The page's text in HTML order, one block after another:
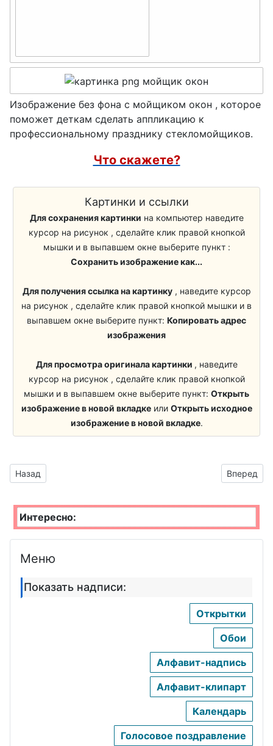
Домовой
Огородное пугало
Стекломойщики
Кузнец
Сапожники
Медики, Врачи
Уборщик, Клинер
Трудоголик
Художник
Бойцы ВДВ
Морпех
Изображение без фона с мойщиком окон , которое
поможет деткам сделать аппликацию к
профессиональному празднику стекломойщиков.
Что скажете?
Картинки и ссылки
Для сохранения картинки на компьютер наведите
курсор на рисунок , сделайте клик правой кнопкой
мышки и в выпавшем окне выберите пункт :
Сохранить изображение как...
Для получения ссылка на картинку, наведите курсор
на рисунок , сделайте клик правой кнопкой мышки и в
выпавшем окне выберите пункт: Копировать адрес
изображения
Для просмотра оригинала картинки , наведите
курсор на рисунок , сделайте клик правой кнопкой
мышки и в выпавшем окне выберите пункт: Открыть
изображение в новой вкладкеили Открыть исходное
изображение в новой вкладке.
Предыдущий материал: Эмблема с изображением
Назад Вперед
Интересно:
Меню
Показать надписи:
Открытки
Обои
Алфавит-надпись
Алфавит-клипарт
Календарь
Голосовое поздравление